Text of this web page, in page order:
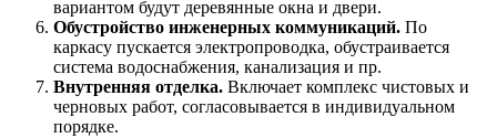
вариантом будут деревянные окна и двери.
Обустройство инженерных коммуникаций. По
каркасу пускается электропроводка, обустраивается
система водоснабжения, канализация и пр.
Внутренняя отделка. Включает комплекс чистовых и
черновых работ, согласовывается в индивидуальном
порядке.